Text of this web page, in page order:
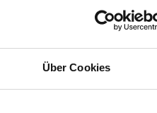
Über Cookies